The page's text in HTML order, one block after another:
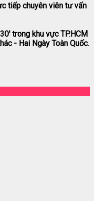
tiếp chuyên viên tư vấn
trong khu vực TP.HCM
- Hai Ngày Toàn Quốc.